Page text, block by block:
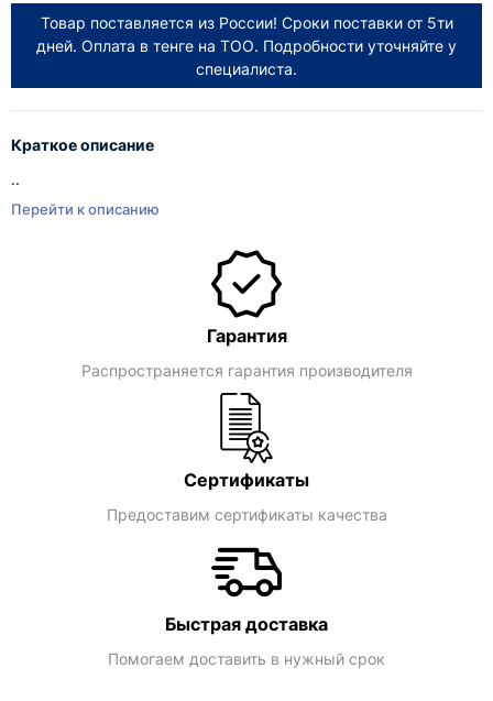
Товар поставляется из России! Сроки поставки от 5ти
дней. Оплата в тенге на ТОО. Подробности уточняйте у
специалиста.
Краткое описание
..
Перейти к описанию
Гарантия
Распространяется гарантия производителя
Сертификаты
Предоставим сертификаты качества
Быстрая доставка
Помогаем доставить в нужный срок